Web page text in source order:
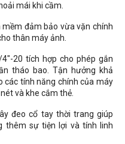
mái khi cầm.
mềm đảm bảo vừa vặn chính
thân máy ảnh.
20 tích hợp cho phép gắn
tháo bao. Tận hưởng khả
các tính năng chính của máy
và khe cắm thẻ.
đeo cổ tay thời trang giúp
thêm sự tiện lợi và tính linh